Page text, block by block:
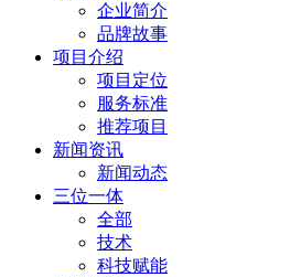
企业简介
品牌故事
项目介绍
项目定位
服务标准
推荐项目
新闻资讯
新闻动态
三位一体
全部
技术
科技赋能